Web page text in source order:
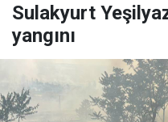
Sulakyurt
yangını